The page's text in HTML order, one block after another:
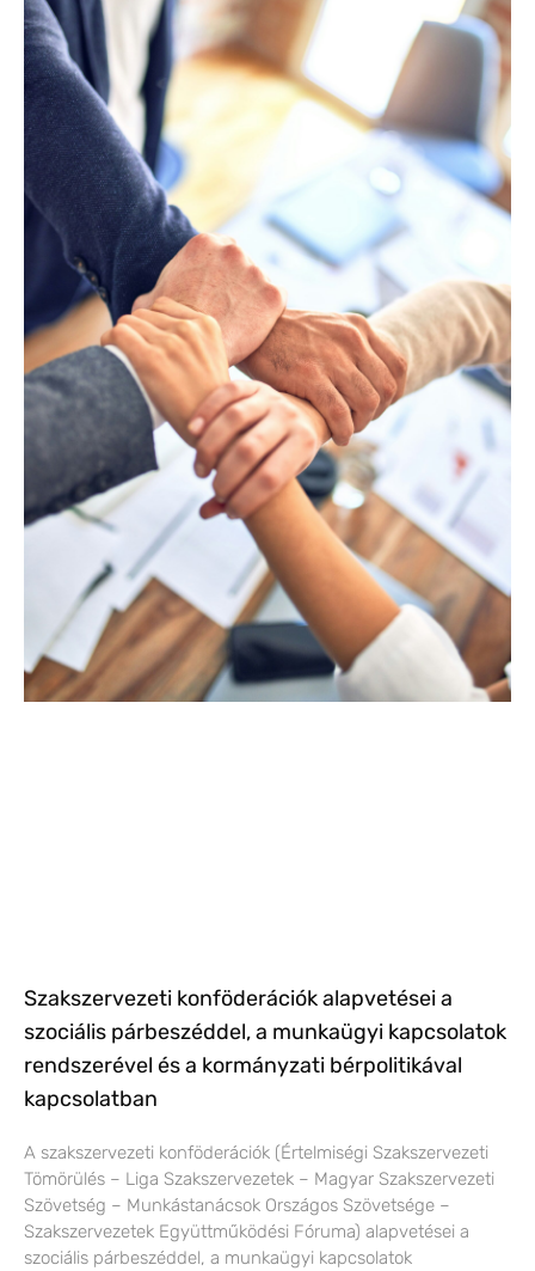
Szakszervezeti konföderációk alapvetései a
szociális párbeszéddel, a munkaügyi kapcsolatok
rendszerével és a kormányzati bérpolitikával
kapcsolatban
A szakszervezeti konföderációk (Értelmiségi Szakszervezeti
Tömörülés – Liga Szakszervezetek – Magyar Szakszervezeti
Szövetség – Munkástanácsok Országos Szövetsége –
Szakszervezetek Együttműködési Fóruma) alapvetései a
szociális párbeszéddel, a munkaügyi kapcsolatok